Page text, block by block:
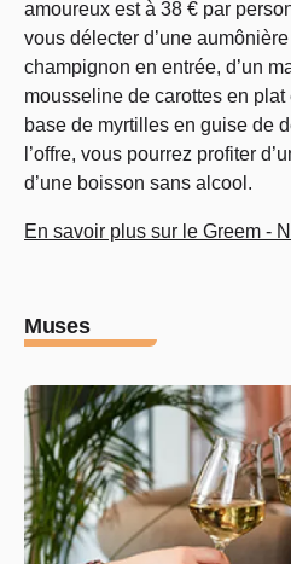
amoureux est à 38 € par
vous délecter d’une
champignon en entrée, d’un
mousseline de carottes en plat
base de myrtilles en guise de
l’offre, vous pourrez profiter
d’une boisson sans alcool.
En savoir plus sur le Greem -
Muses